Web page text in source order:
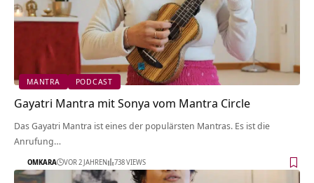
MANTRA PODCAST
Gayatri Mantra mit Sonya vom Mantra Circle
Das Gayatri Mantra ist eines der populärsten Mantras. Es ist die
Anrufung…
OMKARA VOR 2 JAHREN 738 VIEWS